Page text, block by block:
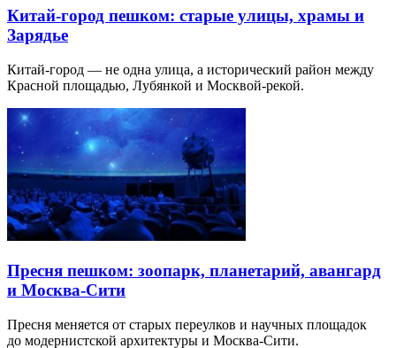
Китай-город пешком: старые улицы, храмы и
Зарядье
Китай-город — не одна улица, а исторический район между
Красной площадью, Лубянкой и Москвой-рекой.
Пресня пешком: зоопарк, планетарий, авангард
и Москва-Сити
Пресня меняется от старых переулков и научных площадок
до модернистской архитектуры и Москва-Сити.